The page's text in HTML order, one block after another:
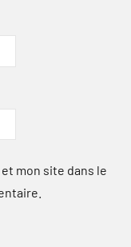
mon site dans le